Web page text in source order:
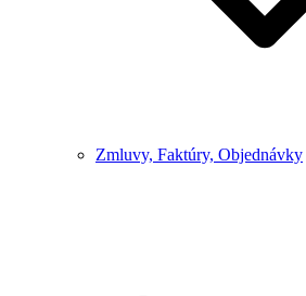
Zmluvy, Faktúry, Objednávky